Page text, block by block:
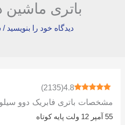
باتری ماشین
دیدگاه‌ خود را بنویسید /
4.8
(
2135
)
مشخصات باتری فابریک دوو
55 آمپر 12 ولت پایه کوتاه